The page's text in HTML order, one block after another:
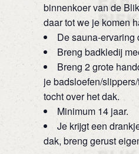
binnenkoer van de
daar tot we je komen
De sauna-ervaring
Breng badkledij
Breng 2 grote
je badsloefen/
tocht over het dak.
Minimum 14 jaar.
Je krijgt een
dak, breng gerust